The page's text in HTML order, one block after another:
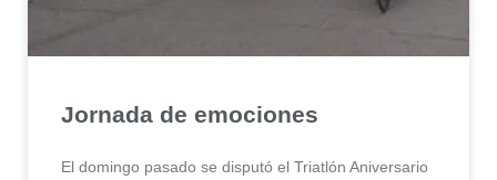
Jornada de emociones
El domingo pasado se disputó el Triatlón Aniversario